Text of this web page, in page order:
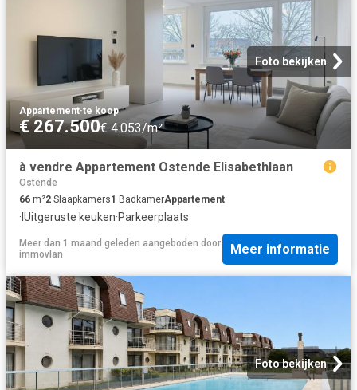
Foto bekijken
Appartement·te koop
€ 267.500€ 4.053/m²
à vendre Appartement Ostende Elisabethlaan
Ostende
66 m²2 Slaapkamers1 BadkamerAppartement
·IUitgeruste keuken·Parkeerplaats
Meer dan 1 maand geleden aangeboden door
immovlan
Meer informatie
Foto bekijken